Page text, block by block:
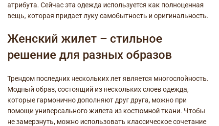
атрибута. Сейчас эта одежда используется как полноценная
вещь, которая придает луку самобытность и оригинальность.
Женский жилет – стильное
решение для разных образов
Трендом последних нескольких лет является многослойность.
Модный образ, состоящий из нескольких слоев одежда,
которые гармонично дополняют друг друга, можно при
помощи универсального жилета из костюмной ткани. Чтобы
не замерзнуть, можно использовать классическое сочетание